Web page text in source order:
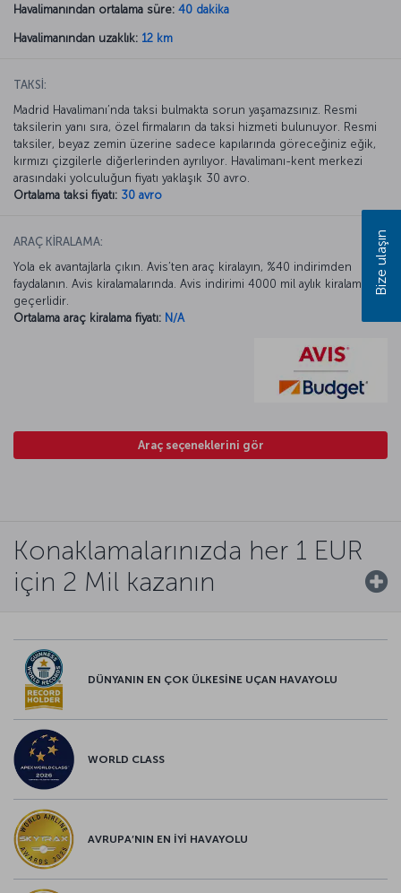
Havalimanından ortalama süre: 40 dakika
Havalimanından uzaklık: 12 km
TAKSİ:
Madrid Havalimanı’nda taksi bulmakta sorun yaşamazsınız. Resmi
taksilerin yanı sıra, özel firmaların da taksi hizmeti bulunuyor. Resmi
taksiler, beyaz zemin üzerine sadece kapılarında göreceğiniz eğik,
kırmızı çizgilerle diğerlerinden ayrılıyor. Havalimanı-kent merkezi
arasındaki yolculuğun fiyatı yaklaşık 30 avro.
Ortalama taksi fiyatı: 30 avro
ARAÇ KİRALAMA:
Yola ek avantajlarla çıkın. Avis’ten araç kiralayın, %40 indirimden
faydalanın. Avis kiralamalarında. Avis indirimi 4000 mil aylık kiralamada
geçerlidir.
Ortalama araç kiralama fiyatı: N/A
Araç seçeneklerini gör
Konaklamalarınızda her 1 EUR
için 2 Mil kazanın
DÜNYANIN EN ÇOK ÜLKESİNE UÇAN HAVAYOLU
WORLD CLASS
AVRUPA’NIN EN İYİ HAVAYOLU
Bize ulaşın